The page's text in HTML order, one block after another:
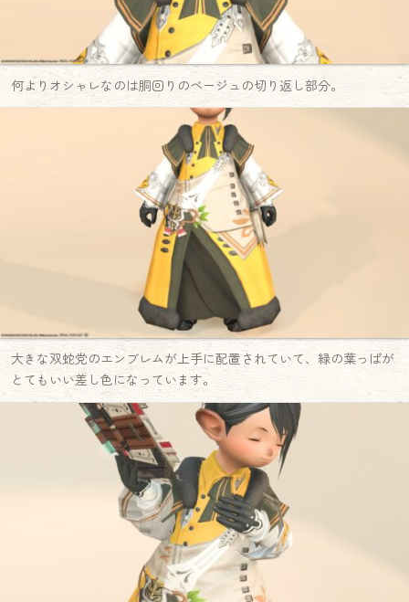
何よりオシャレなのは胴回りのベージュの切り返し部分。
大きな双蛇党のエンブレムが上手に配置されていて、緑の葉っぱが
とてもいい差し色になっています。